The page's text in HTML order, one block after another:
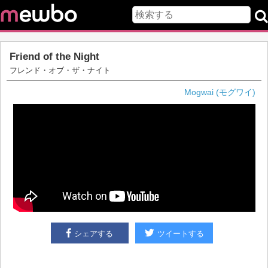
Friend of the Night
フレンド・オブ・ザ・ナイト
Mogwai (モグワイ)
シェアする ツイートする